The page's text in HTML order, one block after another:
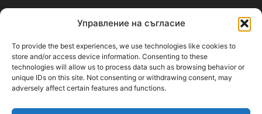
Управление на съгласие
To provide the best experiences, we use technologies like cookies to
store and/or access device information. Consenting to these
technologies will allow us to process data such as browsing behavior or
unique IDs on this site. Not consenting or withdrawing consent, may
adversely affect certain features and functions.
ABOUT US
PlovdivDerby.com е първата пловдивска изцяло футболна
медия!
Свържи се с нас:plovdivderby.com@gmail.com